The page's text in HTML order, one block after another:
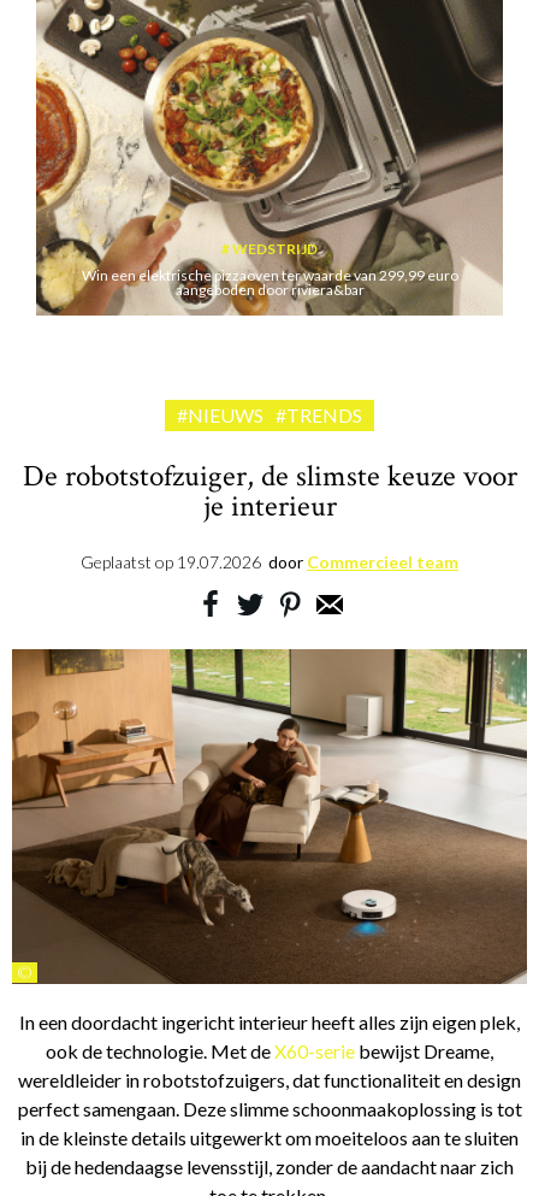
WEDSTRIJD
Win een elektrische pizzaoven ter waarde van 299,99 euro
aangeboden door riviera&bar
#NIEUWS #TRENDS
De robotstofzuiger, de slimste keuze voor
je interieur
Geplaatst op 19.07.2026 door Commercieel team
©
In een doordacht ingericht interieur heeft alles zijn eigen plek,
ook de technologie. Met deX60-serie bewijst Dreame,
wereldleider in robotstofzuigers, dat functionaliteit en design
perfect samengaan. Deze slimme schoonmaakoplossing is tot
in de kleinste details uitgewerkt om moeiteloos aan te sluiten
bij de hedendaagse levensstijl, zonder de aandacht naar zich